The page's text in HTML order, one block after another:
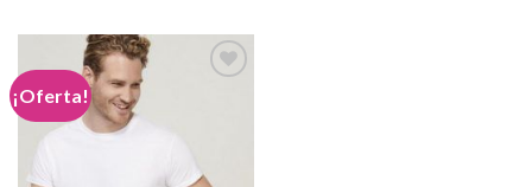
¡Oferta!